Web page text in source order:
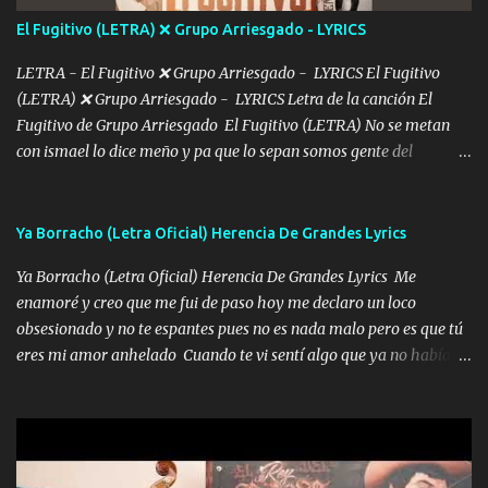
tú mi hermosa La que me alegra los días y sigo tomando Y
pensar... Que tú ya no vas a estar Pasarán... Solito me dejaras
Intentar... ...
El Fugitivo (LETRA) ❌ Grupo Arriesgado - LYRICS
LETRA - El Fugitivo ❌ Grupo Arriesgado - LYRICS El Fugitivo
(LETRA) ❌ Grupo Arriesgado - LYRICS Letra de la canción El
Fugitivo de Grupo Arriesgado El Fugitivo (LETRA) No se metan
con ismael lo dice meño y pa que lo sepan somos gente del
grande traemos la bandera 04 se oye por los radios y bien
ofrece también peleam'os bien atentó el compa huicho la corta al
cinto y radios colgados cuando salimos del rancho carros
blindándos y bien equipados no somos gente de problemas pero
defendemos muy bien nuestra tierra buena sombra nos cobija y el
porque lo estimo y lo quiero ami lado vivi...
Ya Borracho (Letra Oficial) Herencia De Grandes Lyrics
Ya Borracho (Letra Oficial) Herencia De Grandes Lyrics Me
enamoré y creo que me fui de paso hoy me declaro un loco
obsesionado y no te espantes pues no es nada malo pero es que tú
eres mi amor anhelado Cuando te vi sentí algo que ya no había
cariño de mi alma Que pa febrero vendré frente a ti con mis